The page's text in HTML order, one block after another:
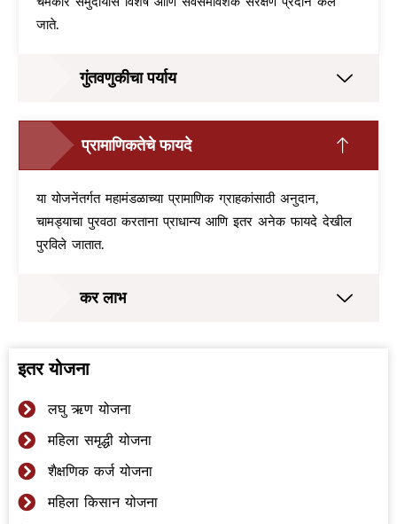
इतर योजना
लघु ऋण योजना
महिला समृद्धी योजना
शैक्षणिक कर्ज योजना
महिला किसान योजना
जाते.
गुंतवणुकीचा पर्याय
प्रामाणिकतेचे फायदे
या योजनेंतर्गत महामंडळाच्या प्रामाणिक ग्राहकांसाठी अनुदान,
चामड्याचा पुरवठा करताना प्राधान्य आणि इतर अनेक फायदे देखील
पुरविले जातात.
कर लाभ